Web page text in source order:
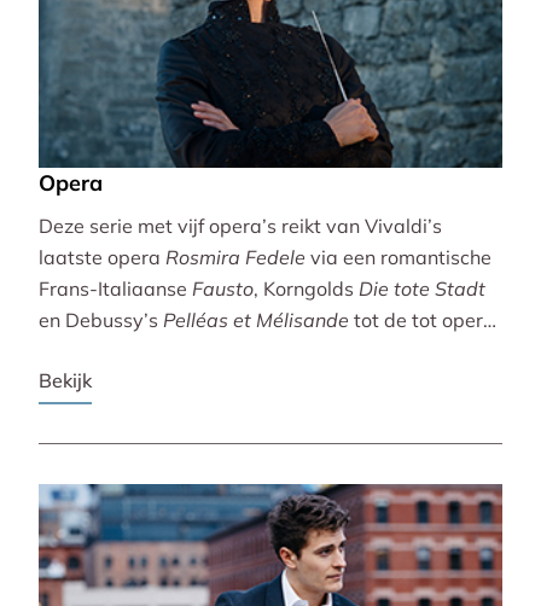
Opera
Deze serie met vijf opera’s reikt van Vivaldi’s
laatste opera Rosmira Fedele via een romantische
Frans-Italiaanse Fausto, Korngolds Die tote Stadt
en Debussy’s Pelléas et Mélisande tot de tot opera
Vivaldi wordt gebracht door de Accademia
opera’s tekenen het Radio Filharmonisch Orkest en
Bekijk